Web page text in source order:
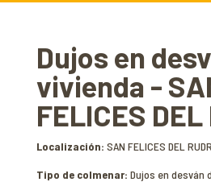
Dujos en
vivienda -
FELICES DEL
Localización: SAN FELICES DEL
Tipo de colmenar: Dujos en desván